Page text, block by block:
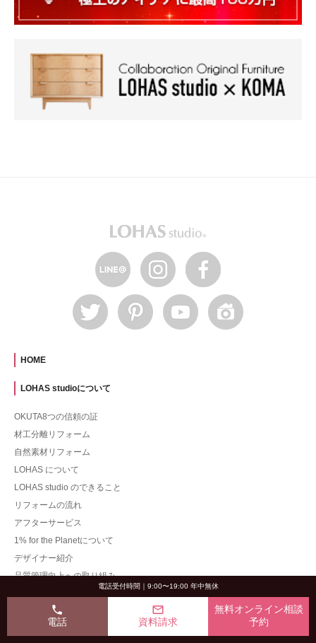
HOME
LOHAS studioについて
OKUTA8つの信頼の証
材工分離リフォーム
自然素材リフォーム
LOHAS について
LOHAS studio のできること
リフォームの流れ
アフターサービス
1% for the Planetについて
デザイナー紹介
品質管理向上への取り組み
施工事例
電話受付時間｜9:00〜19:00 年中無休
phone
電話
mail_outline
資料請求
無料オンライン相談
予約